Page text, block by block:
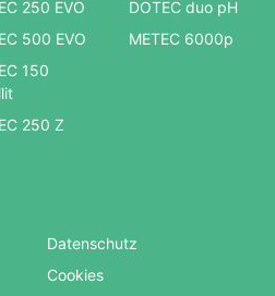
250 EVO
500 EVO
150
250 Z
DOTEC duo pH
METEC 6000p
Datenschutz
Cookies